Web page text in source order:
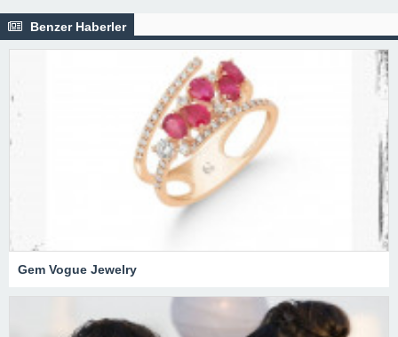
Benzer Haberler
Gem Vogue Jewelry